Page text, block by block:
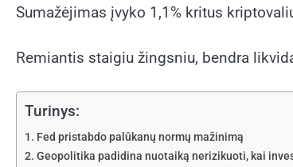
Sumažėjimas įvyko 1,1% kritus
Remiantis staigiu žingsniu, bendra
Turinys:
Fed pristabdo palūkanų normų mažinimą
Geopolitika padidina nuotaiką nerizikuoti, kai